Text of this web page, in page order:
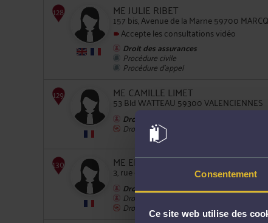
Consentement
Ce site web utilise des
128
ME JULIE RIBET
157 bis, Avenue de la Marne 59700
Accepte les consultations vidéo
Droit des assurances
Procédure civile
Procédure d'appel
ME CAMILLE LIMET
53 Bld WATTEAU 59300 VALENCIENNES
Droit du dommage corporel
Droit pénal
ME ELIANE DILLY
3, rue de la Chasse 59170 CROIX
Droit du dommage corporel
Droit de la famille, des personnes et de
Droit pénal